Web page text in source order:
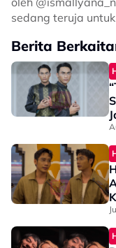
sedang teruja
Berita